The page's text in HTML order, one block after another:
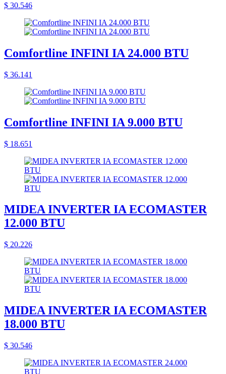
$ 30.546
Comfortline INFINI IA 24.000 BTU
$ 36.141
Comfortline INFINI IA 9.000 BTU
$ 18.651
MIDEA INVERTER IA ECOMASTER
12.000 BTU
$ 20.226
MIDEA INVERTER IA ECOMASTER
18.000 BTU
$ 30.546